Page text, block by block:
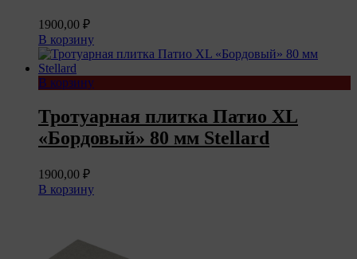
1900,00 ₽
В корзину
В корзину
Тротуарная плитка Патио XL
«Бордовый» 80 мм Stellard
1900,00 ₽
В корзину